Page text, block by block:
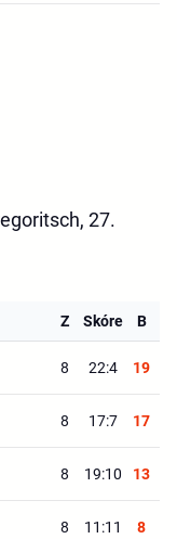
27.
Z Skóre B
8 22:4 19
8 17:7 17
8 19:10 13
8 11:11 8